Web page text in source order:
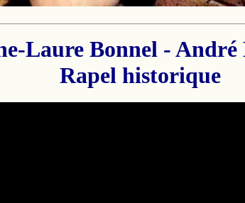
Laure Bonnel - André
Rapel historique